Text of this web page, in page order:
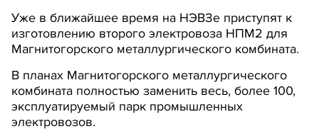
Уже в ближайшее время на НЭВЗе приступят к
изготовлению второго электровоза НПМ2 для
Магнитогорского металлургического комбината.
В планах Магнитогорского металлургического
комбината полностью заменить весь, более 100,
эксплуатируемый парк промышленных
электровозов.